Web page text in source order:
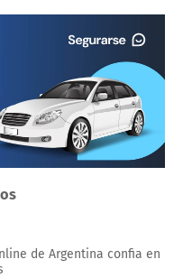
de Argentina confia en